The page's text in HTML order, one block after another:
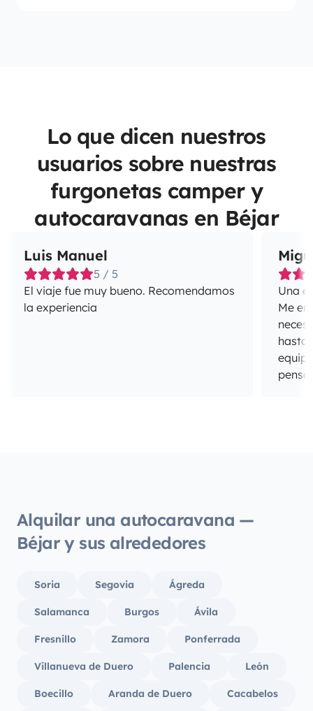
Lo que dicen nuestros
usuarios sobre nuestras
furgonetas camper y
autocaravanas en Béjar
Luis Manuel
5 / 5
El viaje fue muy bueno. Recomendamos
la experiencia
Una
Me
hasta
Alquilar una autocaravana —
Béjar y sus alrededores
Soria Segovia Ágreda
Salamanca Burgos Ávila
Fresnillo Zamora Ponferrada
Villanueva de Duero Palencia León
Boecillo Aranda de Duero Cacabelos